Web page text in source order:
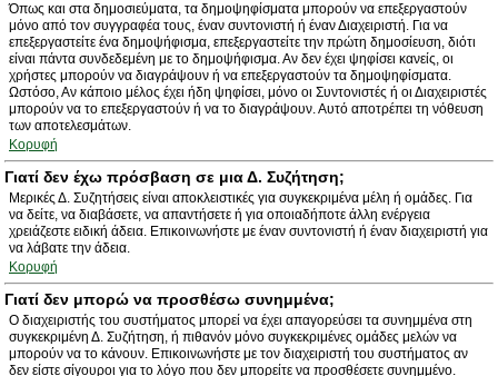
Όπως και στα δημοσιεύματα, τα δημοψηφίσματα μπορούν να επεξεργαστούν
μόνο από τον συγγραφέα τους, έναν συντονιστή ή έναν Διαχειριστή. Για να
επεξεργαστείτε ένα δημοψήφισμα, επεξεργαστείτε την πρώτη δημοσίευση, διότι
είναι πάντα συνδεδεμένη με το δημοψήφισμα. Αν δεν έχει ψηφίσει κανείς, οι
χρήστες μπορούν να διαγράψουν ή να επεξεργαστούν τα δημοψηφίσματα.
Ωστόσο, Αν κάποιο μέλος έχει ήδη ψηφίσει, μόνο οι Συντονιστές ή οι Διαχειριστές
μπορούν να το επεξεργαστούν ή να το διαγράψουν. Αυτό αποτρέπει τη νόθευση
των αποτελεσμάτων.
Κορυφή
Γιατί δεν έχω πρόσβαση σε μια Δ. Συζήτηση;
Μερικές Δ. Συζητήσεις είναι αποκλειστικές για συγκεκριμένα μέλη ή ομάδες. Για
να δείτε, να διαβάσετε, να απαντήσετε ή για οποιαδήποτε άλλη ενέργεια
χρειάζεστε ειδική άδεια. Επικοινωνήστε με έναν συντονιστή ή έναν διαχειριστή για
να λάβατε την άδεια.
Κορυφή
Γιατί δεν μπορώ να προσθέσω συνημμένα;
Ο διαχειριστής του συστήματος μπορεί να έχει απαγορεύσει τα συνημμένα στη
συγκεκριμένη Δ. Συζήτηση, ή πιθανόν μόνο συγκεκριμένες ομάδες μελών να
μπορούν να το κάνουν. Επικοινωνήστε με τον διαχειριστή του συστήματος αν
δεν είστε σίγουροι για το λόγο που δεν μπορείτε να προσθέσετε συνημμένο.